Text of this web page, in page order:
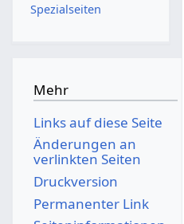
Spezialseiten
Mehr
Links auf diese Seite
Änderungen an
verlinkten Seiten
Druckversion
Permanenter Link